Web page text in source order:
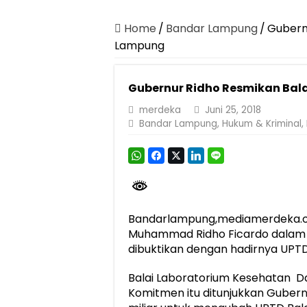
Pemprov Lampung Berhasil Kendalikan
Pemprov Lampung Perkuat
Dirut Jasa Raharja Dampingi
Pastikan Pelayanan Maksimal, Direksi
Dirut Jasa Raharja Dampingi
Gubernur Mirza Ajak IAI Darul Fattah
Purnama Wulan Sari Mirza Buka
Home / Bandar Lampung/
Lampung
Gubernur Ridho Resmikan
merdeka
Juni 25, 2018
Bandar Lampung, Hukum & Kriminal,
Muhammad Ridho Ficardo
dibuktikan dengan hadirnya
Balai Laboratorium Kesehatan
Komitmen itu ditunjukkan